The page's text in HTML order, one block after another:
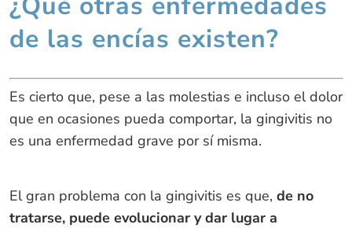
de las encías existen?
Es cierto que, pese a las molestias e incluso el dolor
que en ocasiones pueda comportar, la gingivitis no
es una enfermedad grave por sí misma.
El gran problema con la gingivitis es que, de no
tratarse, puede evolucionar y dar lugar a